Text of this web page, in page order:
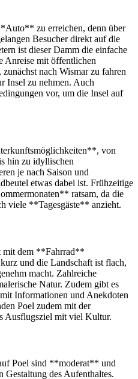
zu erreichen, denn über
Besucher direkt auf die
ist dieser Damm die einfache
Anreise mit öffentlichen
nach Wismar zu fahren
Insel zu nehmen. Auch
vor, um die Insel auf
von
hin zu idyllischen
je nach Saison und
etwas dabei ist. Frühzeitige
ratsam, da die
viele **Tagesgäste** anzieht.
mit dem **Fahrrad**
und die Landschaft ist flach,
macht. Zahlreiche
Natur. Zudem gibt es
Informationen und Anekdoten
Poel zudem mit der
Ausflugsziel mit viel Kultur.
Poel sind **moderat** und
des Aufenthaltes.